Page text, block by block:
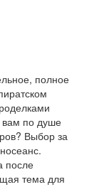
полное
вам по душе
Выбор за
после
тема для